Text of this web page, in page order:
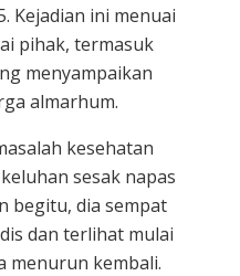
Kejadian ini menuai
pihak, termasuk
menyampaikan
almarhum.
kesehatan
sesak napas
begitu, dia sempat
dan terlihat mulai
menurun kembali.